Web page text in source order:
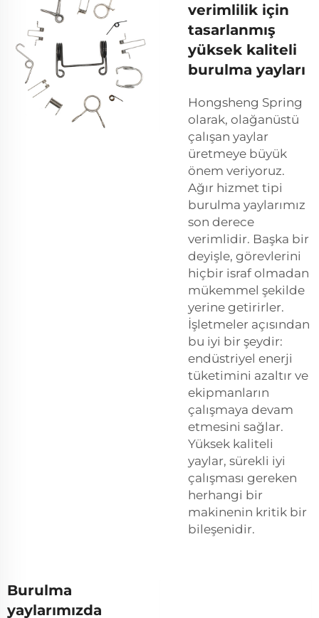
verimlilik için
tasarlanmış
yüksek kaliteli
burulma yayları
Hongsheng Spring
olarak, olağanüstü
çalışan yaylar
üretmeye büyük
önem veriyoruz.
Ağır hizmet tipi
burulma yaylarımız
son derece
verimlidir. Başka bir
deyişle, görevlerini
hiçbir israf olmadan
mükemmel şekilde
yerine getirirler.
İşletmeler açısından
bu iyi bir şeydir:
endüstriyel enerji
tüketimini azaltır ve
ekipmanların
çalışmaya devam
etmesini sağlar.
Yüksek kaliteli
yaylar, sürekli iyi
çalışması gereken
herhangi bir
makinenin kritik bir
bileşenidir.
Burulma
yaylarımızda